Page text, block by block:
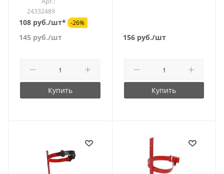
24332489
108 руб./шт* -26%
145 руб./шт
Купить
156руб./шт
Купить